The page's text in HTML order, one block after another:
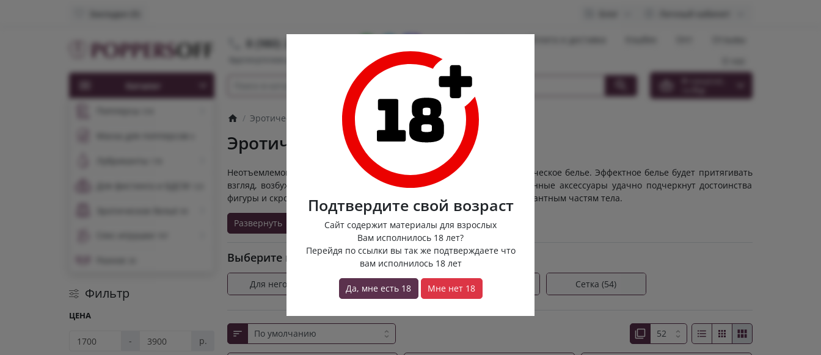
Подтвердите свой возраст
Сайт содержит материалы для взрослых
Вам исполнилось 18 лет?
Перейдя по ссылки вы так же подтверждаете что
вам исполнилось 18 лет
Да, мне есть 18 Мне нет 18
8 (980) 222-88-55
Каталог
Фильтр
ЦЕНА
- р.
Эротическое бельё
Эротическое бельё
Неотъемлемой частью создания сексуального образа выступает эротическое белье. Эффектное белье будет притягивать
взгляд, возбуждать и будоражить одновременно. Правильно подобранные аксессуары удачно подчеркнут достоинства
фигуры и скроют недостатки, а также привлекут внимание к самым пикантным частям тела.
Развернуть
Выберите подкатегорию
Для него (34) Для неё (65) Чулки и колготки (0) Сетка (54)